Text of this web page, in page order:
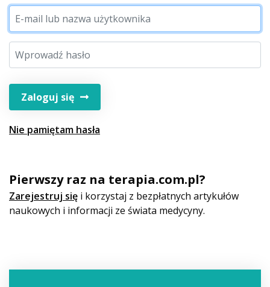
Zaloguj się
Nie pamiętam hasła
Pierwszy raz na terapia.com.pl?
Zarejestruj się i korzystaj z bezpłatnych artykułów
naukowych i informacji ze świata medycyny.